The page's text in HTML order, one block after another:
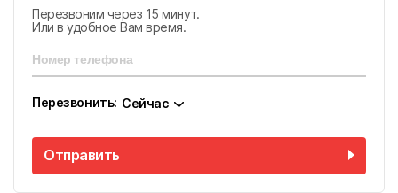
г. Кропоткин
г. Гулькевичи
Перезвоним через 15 минут.
Или в удобное Вам время.
Перезвонить: Сейчас
Отправить